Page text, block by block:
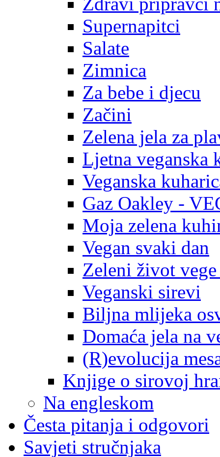
Supernapitci
Salate
Zimnica
Za bebe i djecu
Začini
Zelena jela za
Ljetna veganska
Veganska
Gaz Oakley -
Moja zelena
Vegan svaki dan
Zeleni život vege
Veganski sirevi
Biljna mlijeka
Domaća jela na
(R)evolucija
Knjige o sirovoj
Na engleskom
Česta pitanja i odgovori
Savjeti stručnjaka